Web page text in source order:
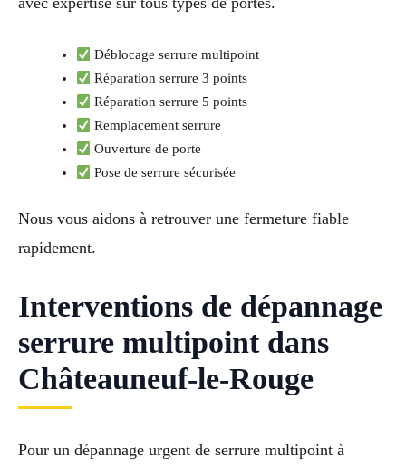
Déblocage serrure multipoint
Réparation serrure 3 points
Réparation serrure 5 points
Remplacement serrure
Ouverture de porte
Pose de serrure sécurisée
Nous vous aidons à retrouver une fermeture fiable
rapidement.
Interventions de dépannage
serrure multipoint dans
Châteauneuf-le-Rouge
Pour un dépannage urgent de serrure multipoint à